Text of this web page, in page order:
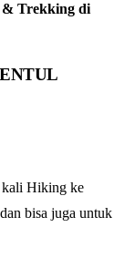
& Trekking di
kali Hiking ke
bisa juga untuk